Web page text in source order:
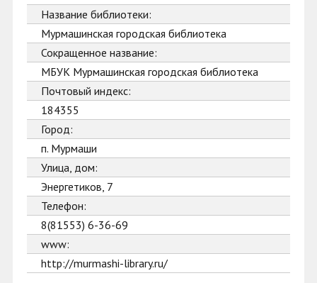
Название библиотеки:
Мурмашинская городская библиотека
Сокращенное название:
МБУК Мурмашинская городская библиотека
Почтовый индекс:
184355
Город:
п. Мурмаши
Улица, дом:
Энергетиков, 7
Телефон:
8(81553) 6-36-69
www:
http://murmashi-library.ru/